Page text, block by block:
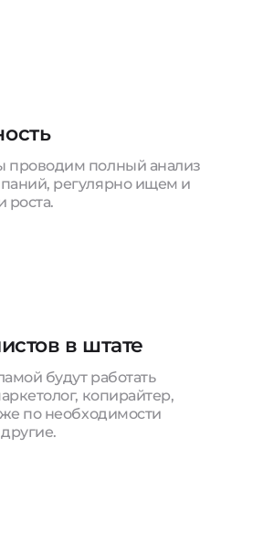
проводим полный анализ
регулярно ищем и
роста.
в штате
будут работать
копирайтер,
по необходимости